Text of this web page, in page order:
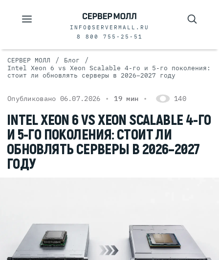
INFO@SERVERMALL.RU
8 800 755-25-51
СЕРВЕР МОЛЛ / Блог /
Intel Xeon 6 vs Xeon Scalable 4-го и 5-го поколения:
стоит ли обновлять серверы в 2026–2027 году
Опубликовано 06.07.2026 19 мин 140
INTEL XEON 6 VS XEON SCALABLE 4-ГО
И 5-ГО ПОКОЛЕНИЯ: СТОИТ ЛИ
ОБНОВЛЯТЬ СЕРВЕРЫ В 2026–2027
ГОДУ